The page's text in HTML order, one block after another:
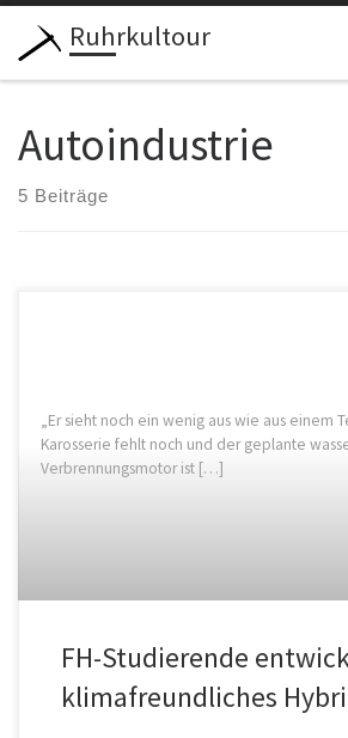
Zum Inhalt springen
Ruhrkultour
Autoindustrie
5 Beiträge
„Er sieht noch ein wenig aus wie aus einem
Karosserie fehlt noch und der geplante
Verbrennungsmotor ist […]
FH-Studierende
klimafreundliches